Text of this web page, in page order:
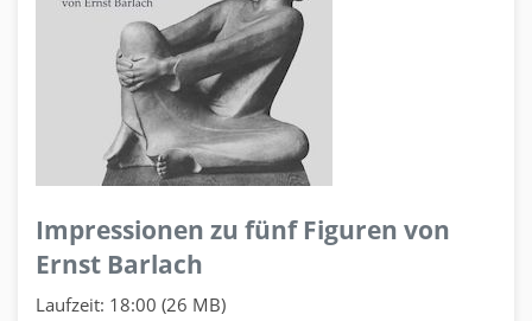
Impressionen zu fünf Figuren von
Ernst Barlach
Laufzeit: 18:00 (26 MB)